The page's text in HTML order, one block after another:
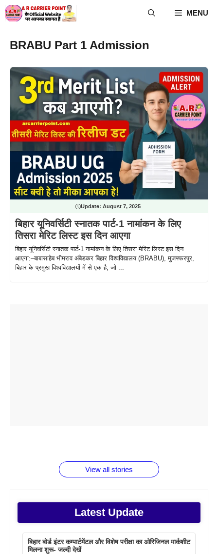
Skip
to
MENU
BRABU Part 1 Admission
Update: August 7, 2025
बिहार यूनिवर्सिटी स्नातक पार्ट-1 नामांकन के लिए
तिसरा मेरिट लिस्ट इस दिन आएगा
बिहार यूनिवर्सिटी स्नातक पार्ट-1 नामांकन के लिए तिसरा मेरिट लिस्ट इस दिन
आएगा:–बाबासाहेब भीमराव अंबेडकर बिहार विश्वविद्यालय (BRABU), मुजफ्फरपुर,
बिहार के प्रमुख विश्वविद्यालयों में से एक है, जो ...
View all stories
Latest Update
बिहार बोर्ड इंटर कम्पार्टमेंटल और विशेष परीक्षा का ओरिजिनल मार्कशीट
मिलना शुरू- जल्दी देखें